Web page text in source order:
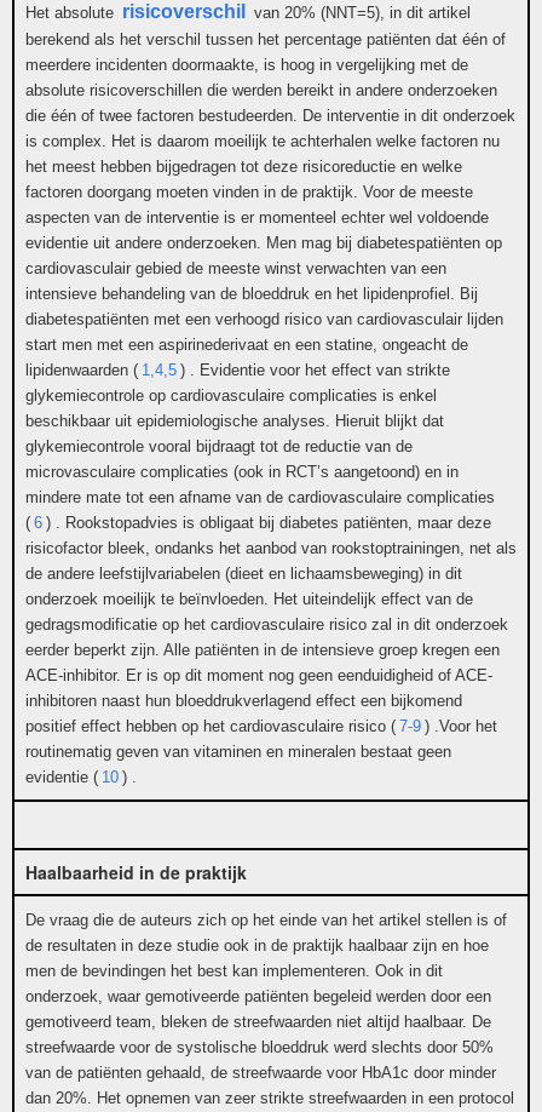
Het absolute risicoverschil
van 20% (NNT=5), in dit artikel
berekend als het verschil tussen het percentage patiënten dat één of
meerdere incidenten doormaakte, is hoog in vergelijking met de
absolute risicoverschillen die werden bereikt in andere onderzoeken
die één of twee factoren bestudeerden. De interventie in dit onderzoek
is complex. Het is daarom moeilijk te achterhalen welke factoren nu
het meest hebben bijgedragen tot deze risicoreductie en welke
factoren doorgang moeten vinden in de praktijk. Voor de meeste
aspecten van de interventie is er momenteel echter wel voldoende
evidentie uit andere onderzoeken. Men mag bij diabetespatiënten op
cardiovasculair gebied de meeste winst verwachten van een
intensieve behandeling van de bloeddruk en het lipidenprofiel. Bij
diabetespatiënten met een verhoogd risico van cardiovasculair lijden
start men met een aspirinederivaat en een statine, ongeacht de
lipidenwaarden ( 1,4,5 ) . Evidentie voor het effect van strikte
glykemiecontrole op cardiovasculaire complicaties is enkel
beschikbaar uit epidemiologische analyses. Hieruit blijkt dat
glykemiecontrole vooral bijdraagt tot de reductie van de
microvasculaire complicaties (ook in RCT’s aangetoond) en in
mindere mate tot een afname van de cardiovasculaire complicaties
( 6 ) . Rookstopadvies is obligaat bij diabetes patiënten, maar deze
risicofactor bleek, ondanks het aanbod van rookstoptrainingen, net als
de andere leefstijlvariabelen (dieet en lichaamsbeweging) in dit
onderzoek moeilijk te beïnvloeden. Het uiteindelijk effect van de
gedragsmodificatie op het cardiovasculaire risico zal in dit onderzoek
eerder beperkt zijn. Alle patiënten in de intensieve groep kregen een
ACE-inhibitor. Er is op dit moment nog geen eenduidigheid of ACE-
inhibitoren naast hun bloeddrukverlagend effect een bijkomend
positief effect hebben op het cardiovasculaire risico ( 7-9 ) .Voor het
routinematig geven van vitaminen en mineralen bestaat geen
evidentie ( 10 ) .
Haalbaarheid in de praktijk
De vraag die de auteurs zich op het einde van het artikel stellen is of
de resultaten in deze studie ook in de praktijk haalbaar zijn en hoe
men de bevindingen het best kan implementeren. Ook in dit
onderzoek, waar gemotiveerde patiënten begeleid werden door een
gemotiveerd team, bleken de streefwaarden niet altijd haalbaar. De
streefwaarde voor de systolische bloeddruk werd slechts door 50%
van de patiënten gehaald, de streefwaarde voor HbA1c door minder
dan 20%. Het opnemen van zeer strikte streefwaarden in een protocol